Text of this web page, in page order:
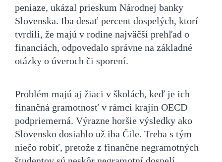
peniaze, ukázal prieskum Národnej banky
Slovenska. Iba desať percent dospelých, ktorí
tvrdili, že majú v rodine najväčší prehľad o
financiách, odpovedalo správne na základné
otázky o úveroch či sporení.
Problém majú aj žiaci v školách, keď je ich
finančná gramotnosť v rámci krajín OECD
podpriemerná. Výrazne horšie výsledky ako
Slovensko dosiahlo už iba Čile. Treba s tým
niečo robiť, pretože z finančne negramotných